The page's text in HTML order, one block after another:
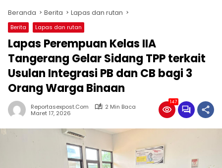
Beranda Berita Lapas dan rutan
Berita Lapas dan rutan
Lapas Perempuan Kelas IIA
Tangerang Gelar Sidang TPP terkait
Usulan Integrasi PB dan CB bagi 3
Orang Warga Binaan
Reportasexpost.com
2 Min Baca
Maret 17, 2026
147